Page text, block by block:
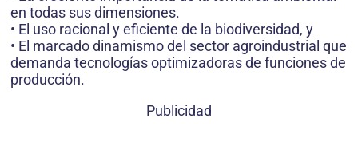
en todas sus dimensiones.
• El uso racional y eficiente de la biodiversidad, y
• El marcado dinamismo del sector agroindustrial que
demanda tecnologías optimizadoras de funciones de
producción.
Publicidad